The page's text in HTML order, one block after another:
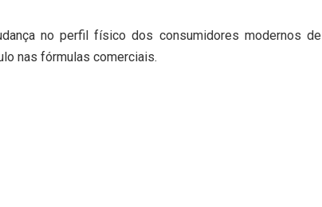
no perfil físico dos consumidores modernos de
nas fórmulas comerciais.